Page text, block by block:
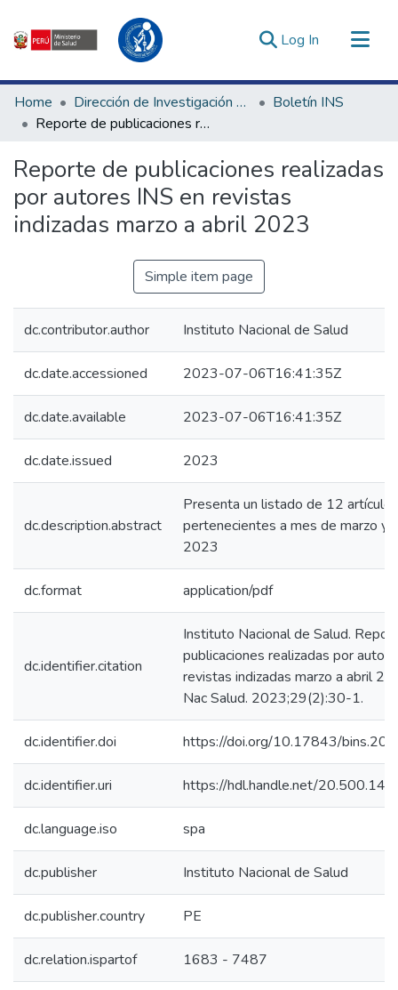
Log In (current)
Communities & Collections
All of DSpace
Estadísticas Externas
Enlaces de interés ▾
Home Dirección de Investigación e Innovación en Salud
Boletín INS
Reporte de publicaciones realizadas por autores INS en revistas indizadas marzo a abril 2023
Reporte de publicaciones realizadas
por autores INS en revistas
indizadas marzo a abril 2023
Simple item page
dc.contributor.author Instituto Nacional de Salud
dc.date.accessioned 2023-07-06T16:41:35Z
dc.date.available 2023-07-06T16:41:35Z
dc.date.issued 2023
dc.description.abstract
Presenta un listado de 12 artículos
pertenecientes a mes de marzo y
2023
dc.format application/pdf
dc.identifier.citation
Instituto Nacional de Salud.
publicaciones realizadas por
revistas indizadas marzo a abril
Nac Salud. 2023;29(2):30-1.
dc.identifier.doi https://doi.org/10.17843/
dc.identifier.uri https://hdl.handle.net/
dc.language.iso spa
dc.publisher Instituto Nacional de Salud
dc.publisher.country PE
dc.relation.ispartof 1683 - 7487